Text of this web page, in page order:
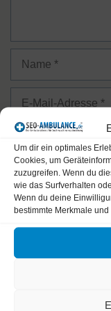
Um dir ein optimales
Cookies, um
zuzugreifen. Wenn du
wie das Surfverhalten
Wenn du deine
bestimmte Merkmale
Name
Adresse
Website
Name, E-Mail-
für meinen
Bitte gib eine